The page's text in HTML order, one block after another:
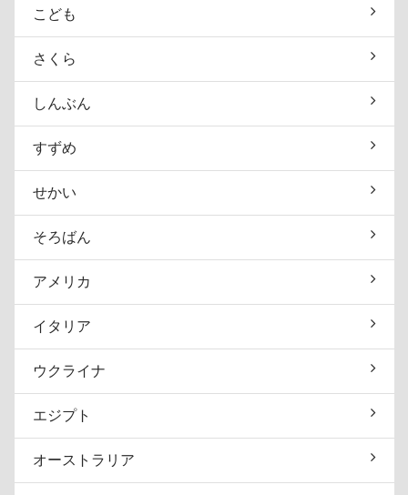
こども
さくら
しんぶん
すずめ
せかい
そろばん
アメリカ
イタリア
ウクライナ
エジプト
オーストラリア